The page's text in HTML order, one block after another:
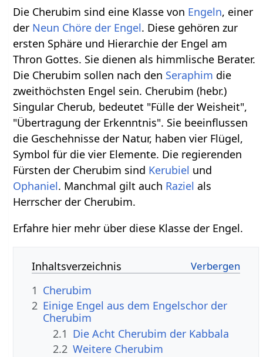
Die Cherubim sind eine Klasse von Engeln, einer
der Neun Chöre der Engel. Diese gehören zur
ersten Sphäre und Hierarchie der Engel am
Thron Gottes. Sie dienen als himmlische Berater.
Die Cherubim sollen nach den Seraphim die
zweithöchsten Engel sein. Cherubim (hebr.)
Singular Cherub, bedeutet "Fülle der Weisheit",
"Übertragung der Erkenntnis". Sie beeinflussen
die Geschehnisse der Natur, haben vier Flügel,
Symbol für die vier Elemente. Die regierenden
Fürsten der Cherubim sind Kerubiel und
Ophaniel. Manchmal gilt auch Raziel als
Herrscher der Cherubim.
Erfahre hier mehr über diese Klasse der Engel.
Inhaltsverzeichnis
1 Cherubim
2 Einige Engel aus dem Engelschor der
Cherubim
2.1 Die Acht Cherubim der Kabbala
2.2 Weitere Cherubim